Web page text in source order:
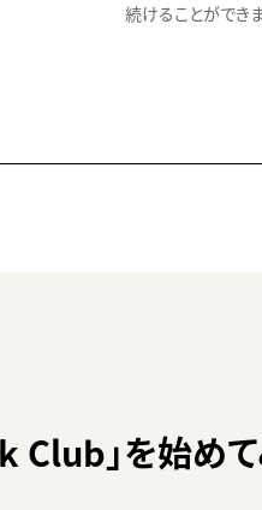
続けることができ
Club」を始め